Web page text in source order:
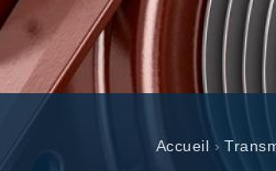
de puissance
à cardans
standard
fabriqués pour Bondioli & Pavesi
Accueil ›